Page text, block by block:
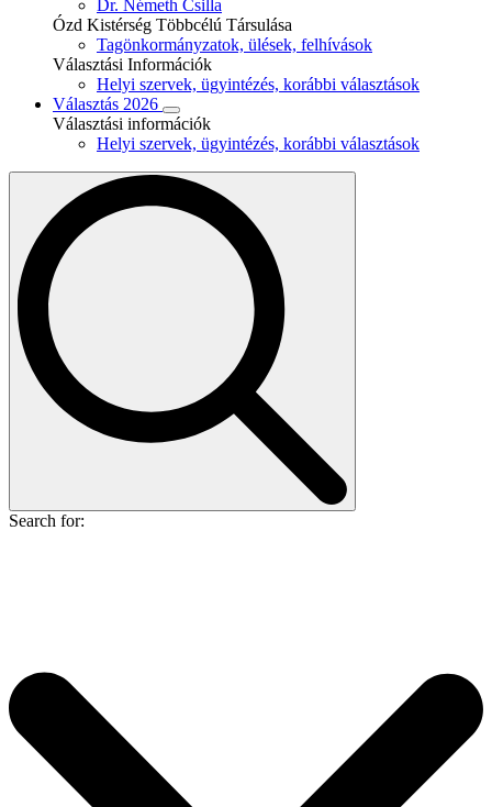
Dr. Németh Csilla
Ózd Kistérség Többcélú Társulása
Tagönkormányzatok, ülések, felhívások
Választási Információk
Helyi szervek, ügyintézés, korábbi választások
Választás 2026
Választási információk
Helyi szervek, ügyintézés, korábbi választások
Search for: